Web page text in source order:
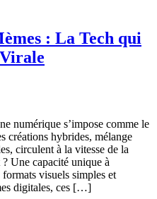
: La Tech qui
numérique s’impose comme le
créations hybrides, mélange
circulent à la vitesse de la
Une capacité unique à
visuels simples et
digitales, ces […]